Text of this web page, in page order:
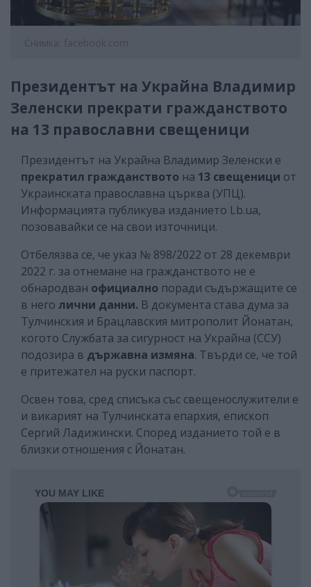
Снимка: facebook.com
Президентът на Украйна Владимир
Зеленски прекрати гражданството
на 13 православни свещеници
Президентът на Украйна Владимир Зеленски е
прекратил гражданството на 13 свещеници от
Украинската православна църква (УПЦ).
Информацията публикува изданието Lb.ua,
позовавайки се на свои източници.
Отбелязва се, че указ № 898/2022 от 28 декември
2022 г. за отнемане на гражданството не е
обнародван официално поради съдържащите се
в него лични данни. В документа става дума за
Тулчинския и Брацлавския митрополит Йонатан,
когото Службата за сигурност на Украйна (ССУ)
подозира в държавна измяна. Твърди се, че той
е притежател на руски паспорт.
Освен това, сред списъка със свещенослужители е
и викарият на Тулчинската епархия, епископ
Сергий Ладижински. Според изданието той е в
близки отношения с Йонатан.